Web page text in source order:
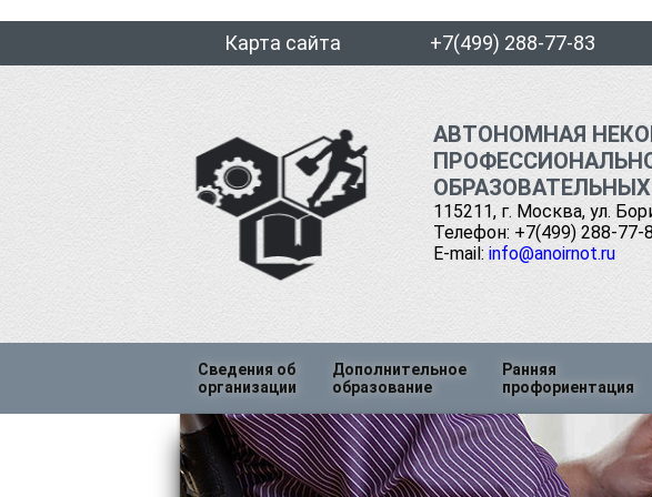
Карта сайта +7(499) 288-77-83
АВТОНОМНАЯ
115211, г. Москва, ул.
Телефон: +7(499) 288-77-
E-mail: info@anoirnot.ru
содержимому
Сведения об
организации
Основные сведения
Дополнительное
образование
Профессиональная
переподготовка
Ранняя
профориентация